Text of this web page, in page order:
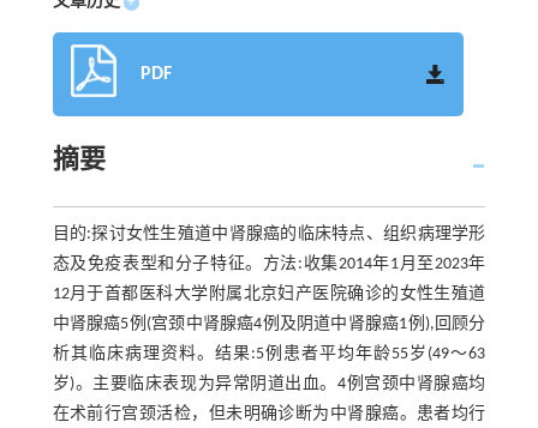
PDF
摘要
目的:探讨女性生殖道中肾腺癌的临床特点、组织病理学形
态及免疫表型和分子特征。方法:收集2014年1月至2023年
12月于首都医科大学附属北京妇产医院确诊的女性生殖道
中肾腺癌5例(宫颈中肾腺癌4例及阴道中肾腺癌1例),回顾分
析其临床病理资料。结果:5例患者平均年龄55岁(49～63
岁)。主要临床表现为异常阴道出血。4例宫颈中肾腺癌均
在术前行宫颈活检，但未明确诊断为中肾腺癌。患者均行